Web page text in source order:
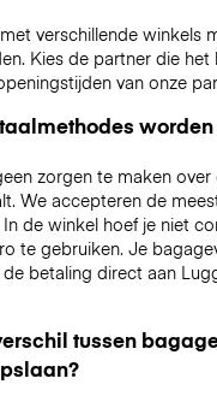
verschillende winkels
Kies de partner die het
van onze
zorgen te maken over
We accepteren de
de winkel hoef je niet
te gebruiken. Je
betaling direct aan
tussen